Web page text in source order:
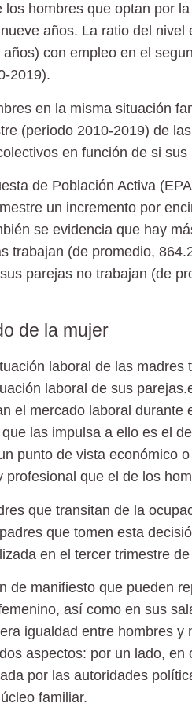
hombres que optan por
años. La ratio del
con empleo en el
2019).
en la misma situación
(periodo 2010-2019) de
en función de si
de Población Activa
un incremento por
se evidencia que hay
trabajan (de promedio,
parejas no trabajan (de
de la mujer
laboral de las madres
laboral de sus
el mercado laboral durante
las impulsa a ello es el
punto de vista económico
que el de los
que transitan de la
que tomen esta
en el tercer trimestre
de manifiesto que pueden
así como en sus
igualdad entre hombres
aspectos: por un lado, en
por las autoridades
familiar.